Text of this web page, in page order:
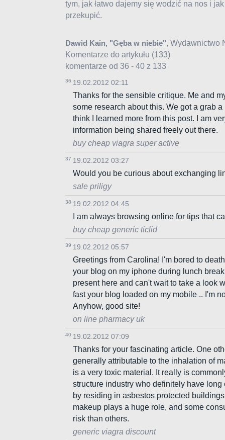
tym, jak łatwo dajemy się wodzić na nos i
przekupić.
Dawid Kain, "Gęba w niebie", Wydawnictwo
Komentarze do artykułu (133)
komentarze od 36 - 40 z 133
36 19.02.2012 02:11
Thanks for the sensible critique. Me and
some research about this. We got a grab
think I learned more from this post. I am
information being shared freely out there.
buy cheap viagra super active
37 19.02.2012 03:27
Would you be curious about exchanging
sale priligy
38 19.02.2012 04:45
I am always browsing online for tips that
buy cheap generic ticlid
39 19.02.2012 05:57
Greetings from Carolina! I'm bored to
your blog on my iphone during lunch
present here and can't wait to take a look
fast your blog loaded on my mobile .. I'm
Anyhow, good site!
on line pharmacy uk
40 19.02.2012 07:09
Thanks for your fascinating article. One
generally attributable to the inhalation of
is a very toxic material. It really is
structure industry who definitely have
by residing in asbestos protected
makeup plays a huge role, and some
risk than others.
generic viagra discount